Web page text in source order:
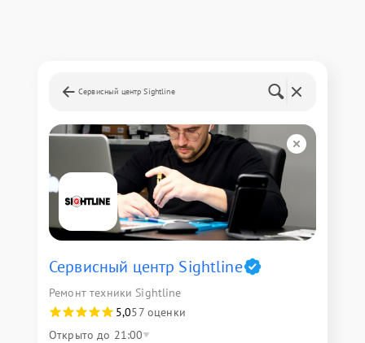
Сервисный центр Sightline
Сервисный центр Sightline
Ремонт техники Sightline
5,057 оценки
Открыто до 21:00